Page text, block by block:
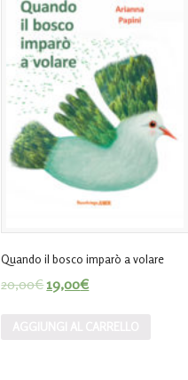
Quando il bosco imparò a volare
20,00€19,00€